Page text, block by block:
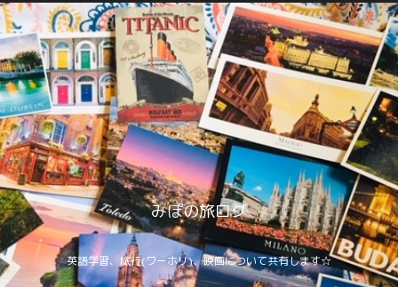
みぽの旅ログ
英語学習、旅行(ワーホリ)、映画について共有します☆